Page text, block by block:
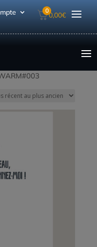
00,00€